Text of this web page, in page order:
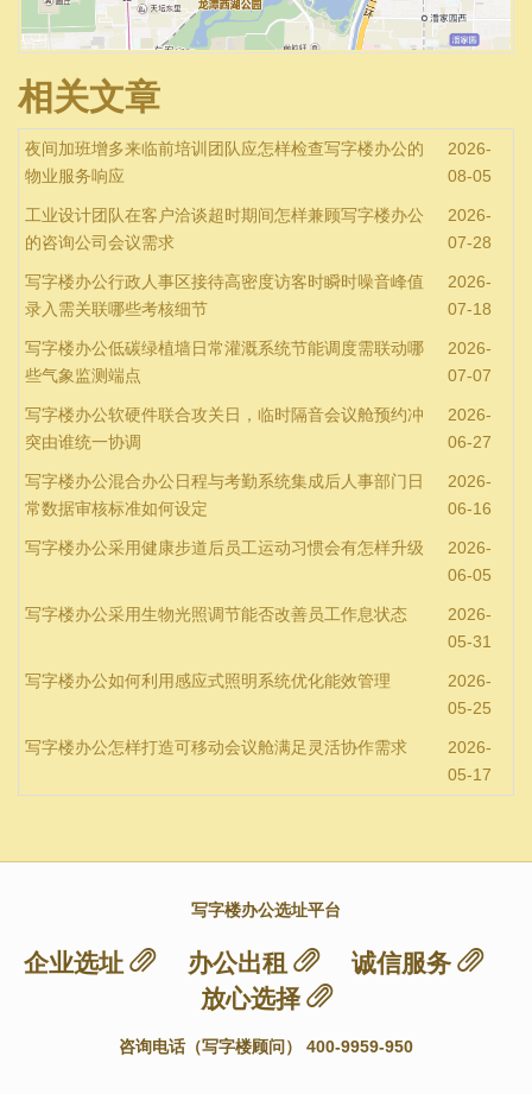
相关文章
夜间加班增多来临前培训团队应怎样检查写字楼办公的
物业服务响应
2026-
08-05
工业设计团队在客户洽谈超时期间怎样兼顾写字楼办公
的咨询公司会议需求
2026-
07-28
写字楼办公行政人事区接待高密度访客时瞬时噪音峰值
录入需关联哪些考核细节
2026-
07-18
写字楼办公低碳绿植墙日常灌溉系统节能调度需联动哪
些气象监测端点
2026-
07-07
写字楼办公软硬件联合攻关日，临时隔音会议舱预约冲
突由谁统一协调
2026-
06-27
写字楼办公混合办公日程与考勤系统集成后人事部门日
常数据审核标准如何设定
2026-
06-16
写字楼办公采用健康步道后员工运动习惯会有怎样升级
2026-
06-05
写字楼办公采用生物光照调节能否改善员工作息状态
2026-
05-31
写字楼办公如何利用感应式照明系统优化能效管理
2026-
05-25
写字楼办公怎样打造可移动会议舱满足灵活协作需求
2026-
05-17
写字楼办公选址平台
企业选址 办公出租
诚信服务
放心选择
咨询电话（写字楼顾问） 400-9959-950